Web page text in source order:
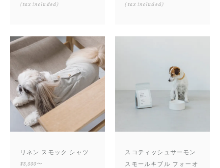
(tax included)
(tax included)
リネン スモック シャツ
¥8,800〜
スコティッシュサーモン
スモールキブル フォーオ